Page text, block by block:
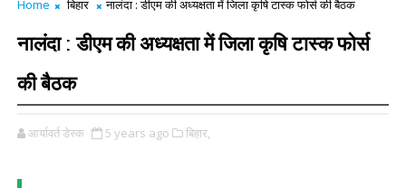
Home बिहार नालंदा : डीएम की अध्यक्षता में जिला कृषि टास्क फोर्स की बैठक
नालंदा : डीएम की अध्यक्षता में जिला कृषि टास्क फोर्स
की बैठक
आर्यावर्त डेस्क 5 years ago बिहार,